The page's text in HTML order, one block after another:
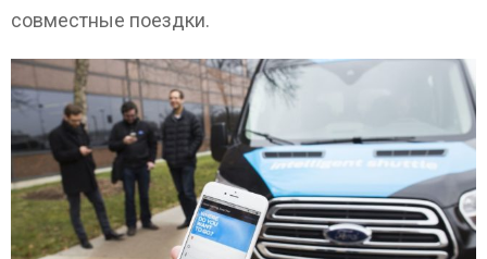
совместные поездки.